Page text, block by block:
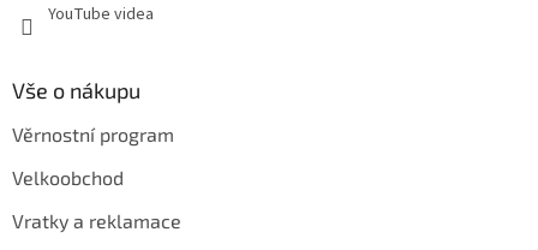
YouTube videa
Vše o nákupu
Věrnostní program
Velkoobchod
Vratky a reklamace